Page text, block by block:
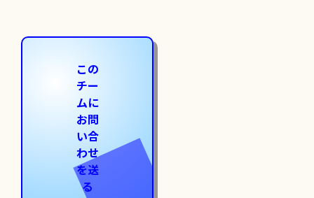
この
チー
ムに
お問
い合
わせ
を送
る